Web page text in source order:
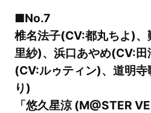
■No.7
椎名法子(CV:都丸ちよ)
里紗)、浜口あやめ(CV:
(CV:ルゥティン)、道明
り)
「悠久星涼 (M@STER